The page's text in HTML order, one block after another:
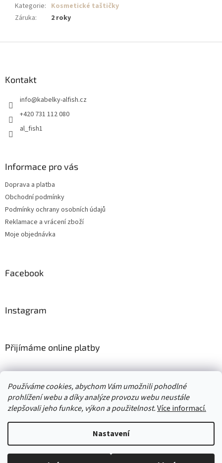
Používáme cookies, abychom Vám umožnili pohodlné
prohlížení webu a díky analýze provozu webu neustále
zlepšovali jeho funkce, výkon a použitelnost.Více informací.
Nastavení
Kategorie: Kosmetické taštičky
Záruka: 2 roky
Kontakt
info@kabelky-alfish.cz
+420 731 112 080
al_fish1
Informace pro vás
Doprava a platba
Obchodní podmínky
Podmínky ochrany osobních údajů
Reklamace a vrácení zboží
Moje objednávka
Facebook
Instagram
Přijímáme online platby
Copyright 2026kabelky-alfish. Všechna práva vyhrazena.Upravit